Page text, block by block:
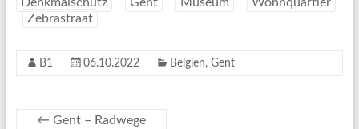
Zebrastraat
B1 06.10.2022 Belgien, Gent
← Gent – Radwege